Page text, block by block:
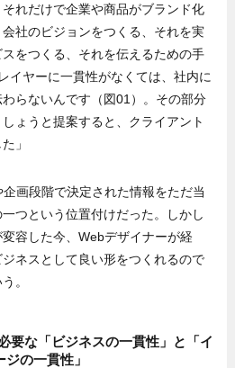
れだけで企業や商品がブランド化
社のビジョンをつくる、それを実
をつくる、それを伝えるための手
イヤーに一貫性がなくては、社内に
らないんです（図01）。その部分
ょうと提案すると、クライアント
」
画段階で決定された情報をただ当
つという位置付けだった。しかし
容した今、Webデザイナーが経
ネスとして良い形をつくれるので
。
要な「ビジネスの一貫性」と「イ
ジの一貫性」